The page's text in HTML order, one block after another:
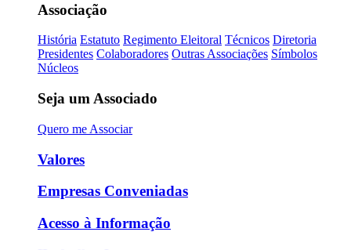
Associação
História Estatuto Regimento Eleitoral Técnicos Diretoria
Presidentes Colaboradores Outras Associações Símbolos
Núcleos
Seja um Associado
Quero me Associar
Valores
Empresas Conveniadas
Acesso à Informação